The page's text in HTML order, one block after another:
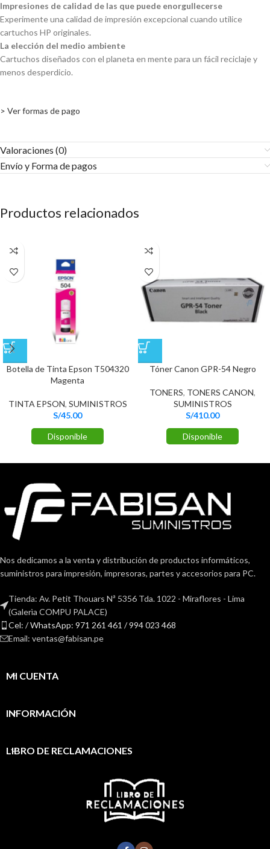
Impresiones de calidad de las que puede enorgullecerse
Experimente una calidad de impresión excepcional cuando utilice
cartuchos HP originales.
La elección del medio ambiente
Cartuchos diseñados con el planeta en mente para un fácil reciclaje y
menos desperdicio.
> Ver formas de pago
Valoraciones (0)
Envío y Forma de pagos​
Productos relacionados
Botella de Tinta Epson T504320
Magenta
TINTA EPSON, SUMINISTROS
S/45.00
Disponible
Tóner Canon GPR-54 Negro
TONERS, TONERS CANON,
SUMINISTROS
S/410.00
Disponible
Nos dedicamos a la venta y distribución de productos informáticos,
suministros para impresión, impresoras, partes y accesorios para PC.
Tienda: Av. Petit Thouars Nª 5356 Tda. 1022 - Miraflores - Lima
(Galerìa COMPU PALACE)
Cel: / WhatsApp: 971 261 461 / 994 023 468
Email: ventas@fabisan.pe
MI CUENTA
INFORMACIÓN
LIBRO DE RECLAMACIONES